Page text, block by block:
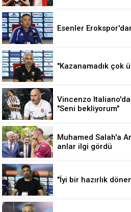
Esenler
"Kazanamadık çok
Vincenzo
"Seni bekliyorum"
Muhamed Salah'a
anlar ilgi gördü
"İyi bir hazırlık